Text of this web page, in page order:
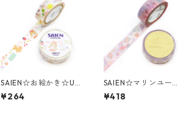
SAIEN☆お絵かき☆UR
-0287☆マスキングテ
ープ
¥264
SAIEN☆マリンユート
ピア☆UR-3096☆金
箔☆マスキングテープ
¥418